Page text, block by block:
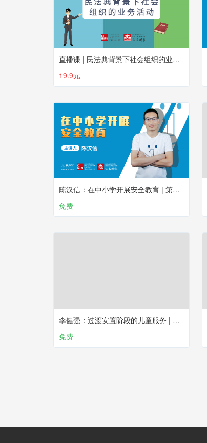
直播课 | 民法典背景下社会组织的业务活动
19.9元
陈汉信：在中小学开展安全教育 | 第七课
免费
李健强：过渡安置阶段的儿童服务 | 第三课
免费